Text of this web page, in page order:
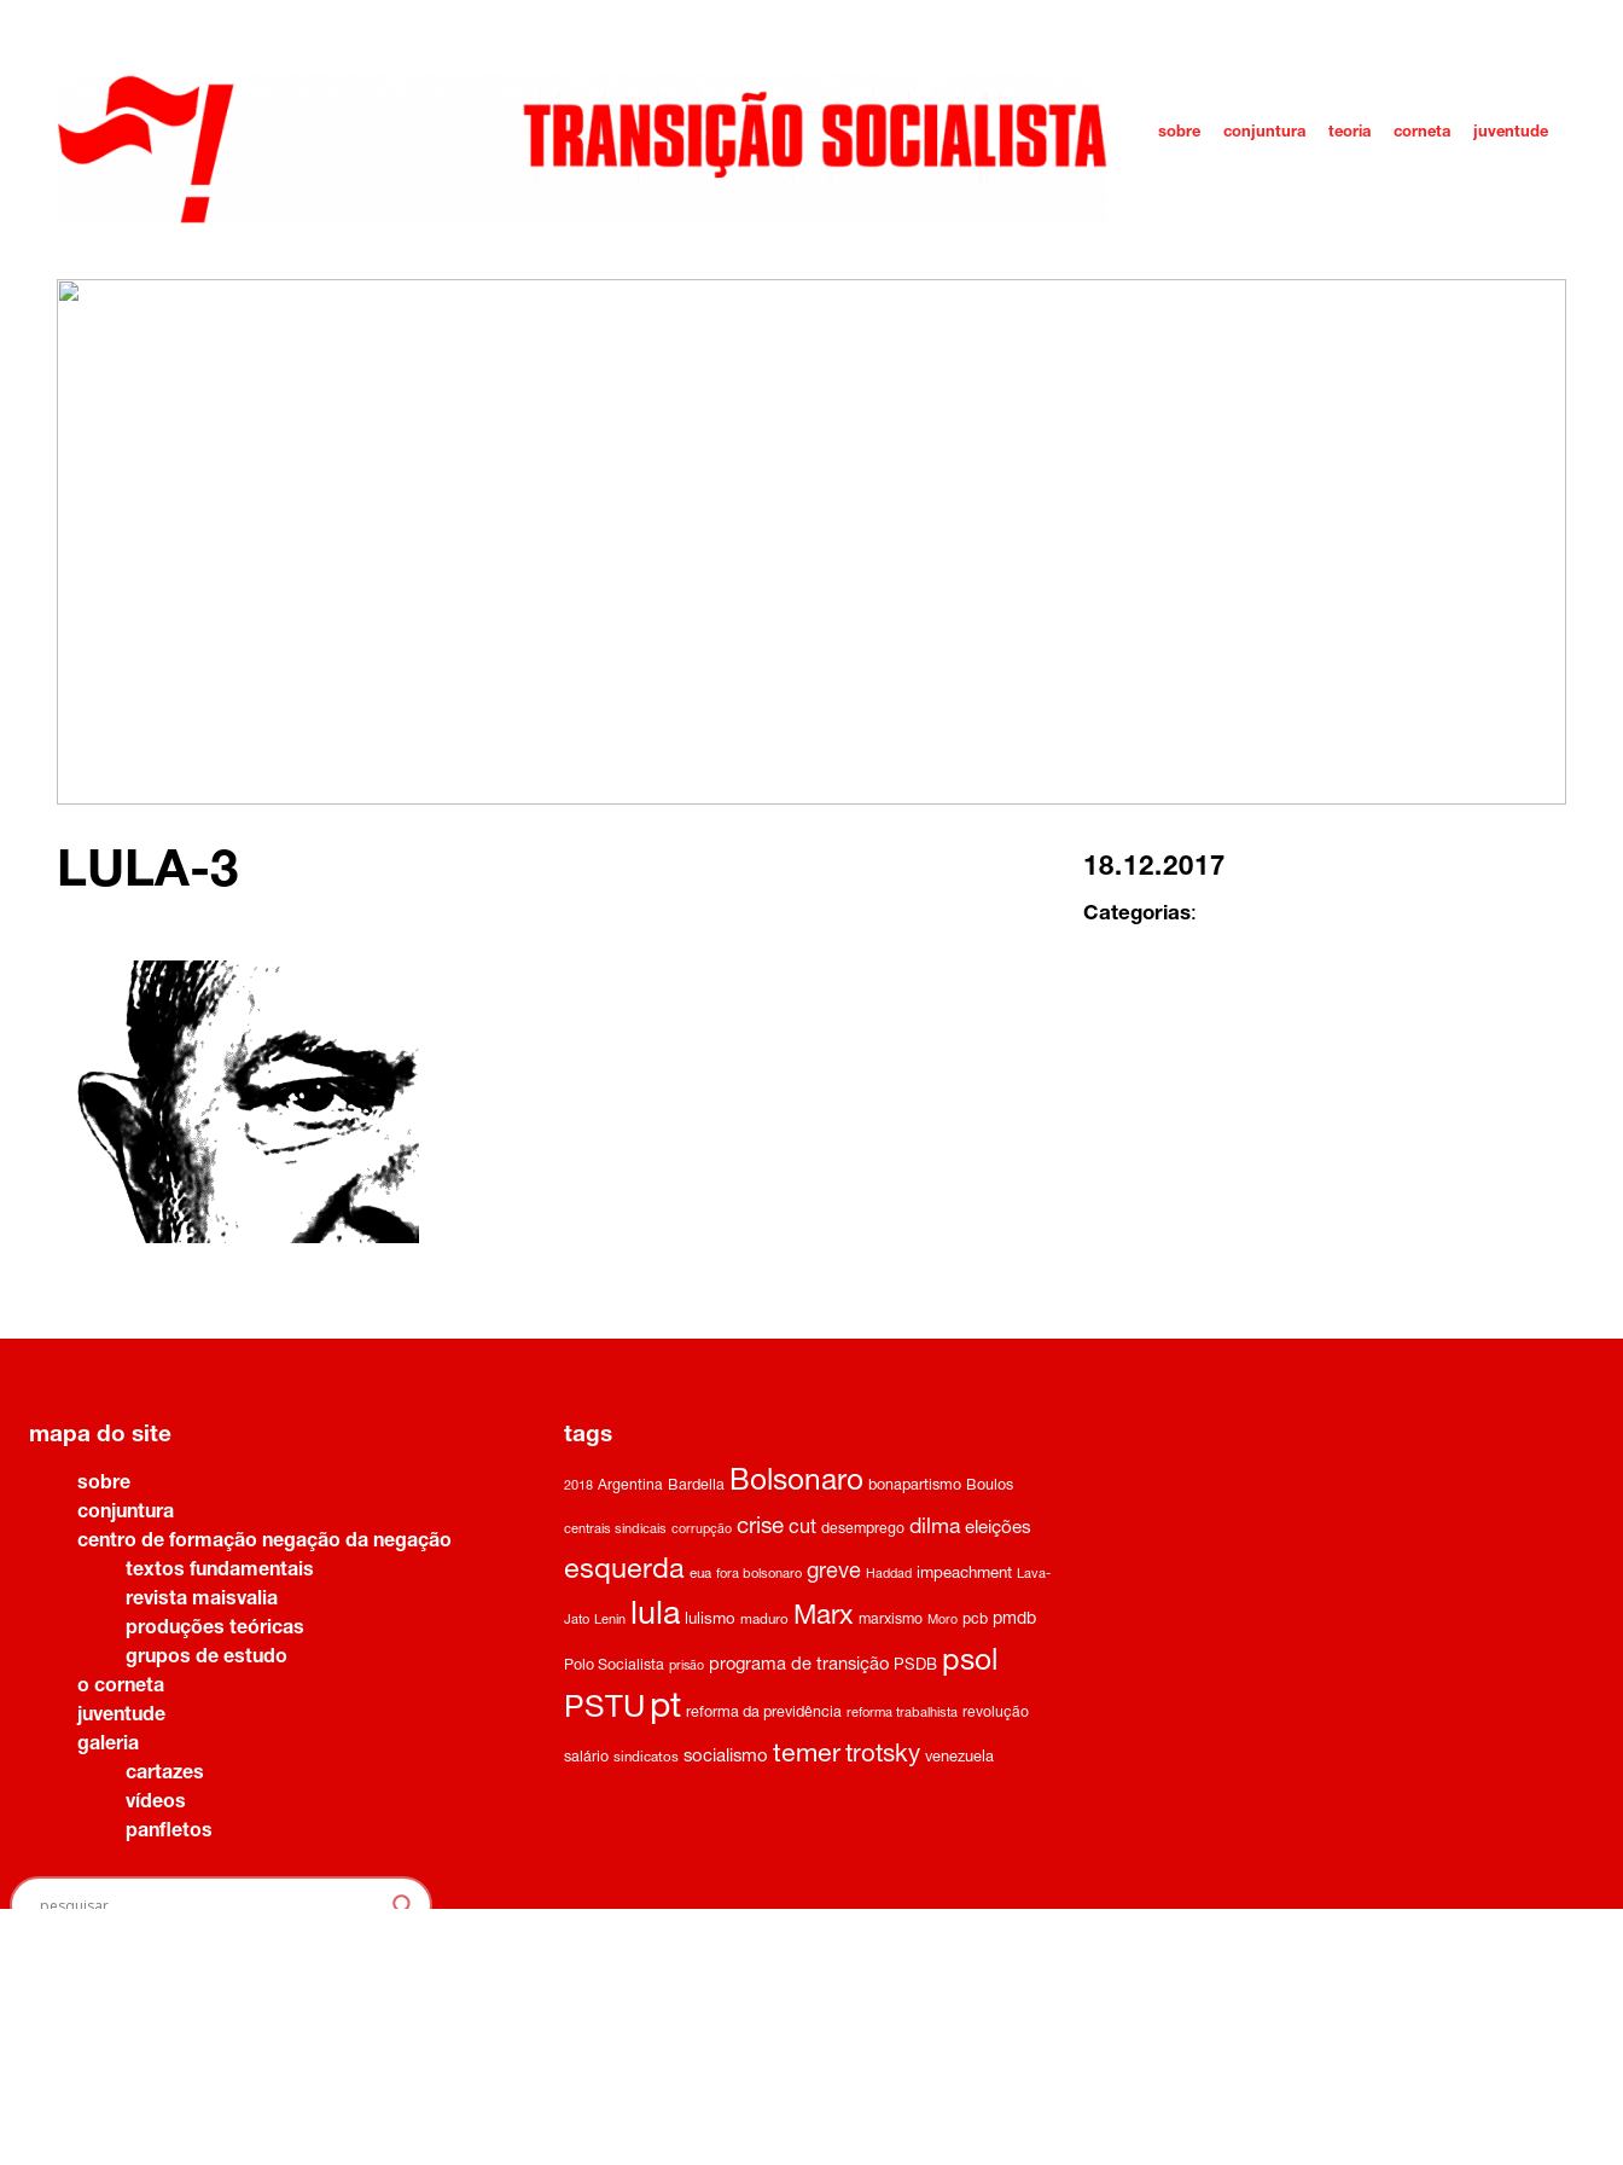
sobre conjuntura teoria corneta juventude
LULA-3 18.12.2017
Categorias:
mapa do site
sobre
conjuntura
centro de formação negação da negação
textos fundamentais
revista maisvalia
produções teóricas
grupos de estudo
o corneta
juventude
galeria
cartazes
vídeos
panfletos
tags
2018 Argentina Bardella Bolsonaro bonapartismo Boulos
centrais sindicais corrupção crise cut desemprego dilma eleições
esquerda eua fora bolsonaro greve Haddad impeachment Lava-
Jato Lenin lula lulismo maduro Marx marxismo Moro pcb pmdb
Polo Socialista prisão programa de transição PSDB psol
PSTU pt reforma da previdência reforma trabalhista revolução
salário sindicatos socialismo temer trotsky venezuela